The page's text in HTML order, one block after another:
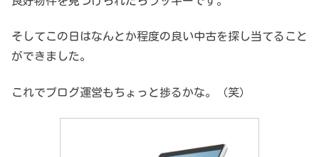
そしてこの日はなんとか程度の良い中古を探し当てること
ができました。
これでブログ運営もちょっと捗るかな。（笑）